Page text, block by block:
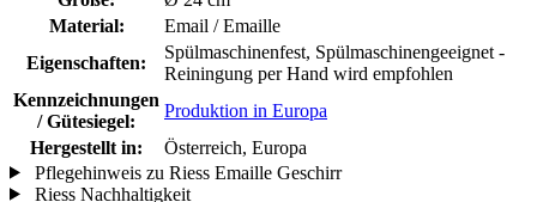
Material:
Email / Emaille
Eigenschaften:
Spülmaschinenfest, Spülmaschinengeeignet -
Reiningung per Hand wird empfohlen
Kennzeichnungen
/ Gütesiegel:
Produktion in Europa
Hergestellt in:
Österreich, Europa
Pflegehinweis zu Riess Emaille Geschirr
Riess Nachhaltigkeit